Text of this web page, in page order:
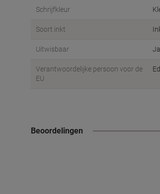
Schrijfkleur
Soort inkt
Uitwisbaar Ja
Verantwoordelijke persoon voor de
EU
Beoordelingen